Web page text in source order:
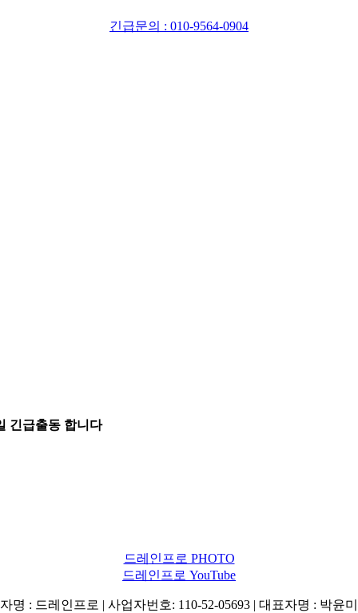
긴급문의 : 010-9564-0904
긴급출동 합니다
드레인프로 PHOTO
드레인프로 YouTube
명 : 드레인프로 | 사업자번호: 110-52-05693 | 대표자명 : 박윤